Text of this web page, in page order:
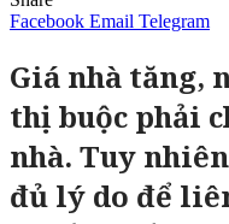
Facebook Email Telegram
Giá nhà tăng,
thị buộc phải
nhà. Tuy
đủ lý do để